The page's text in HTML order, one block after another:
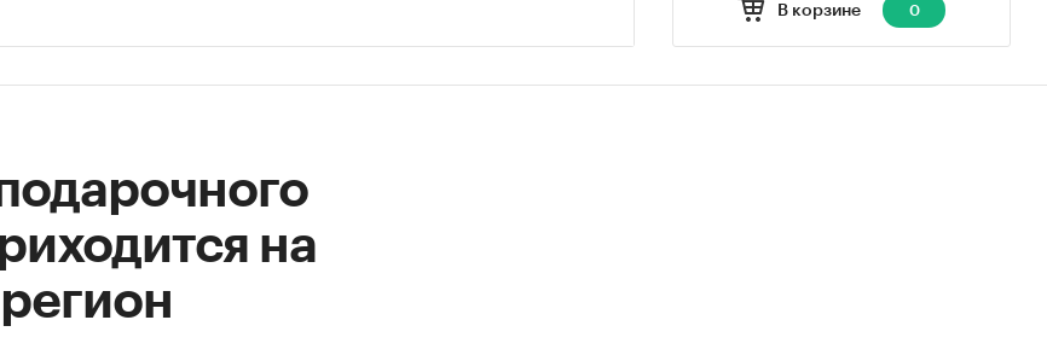
В корзине 0
на